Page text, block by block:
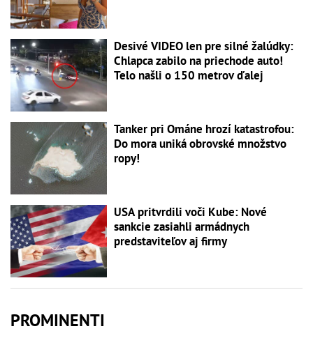
Desivé VIDEO len pre silné žalúdky:
Chlapca zabilo na priechode auto!
Telo našli o 150 metrov ďalej
Tanker pri Ománe hrozí katastrofou:
Do mora uniká obrovské množstvo
ropy!
USA pritvrdili voči Kube: Nové
sankcie zasiahli armádnych
predstaviteľov aj firmy
PROMINENTI